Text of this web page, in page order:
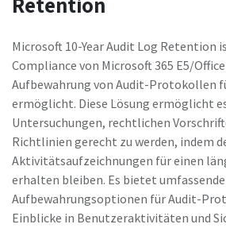
Microsoft 10-Year Audit Log Retention
Compliance von Microsoft 365 E5/Office
Aufbewahrung von Audit-Protokollen
ermöglicht. Diese Lösung ermöglicht
Untersuchungen, rechtlichen
Richtlinien gerecht zu werden, indem
Aktivitätsaufzeichnungen für einen
erhalten bleiben. Es bietet umfassende
Aufbewahrungsoptionen für Audit-
Einblicke in Benutzeraktivitäten und